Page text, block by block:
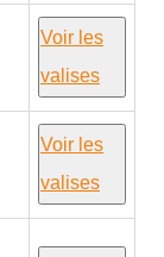
Voir les
valises
Voir les
valises